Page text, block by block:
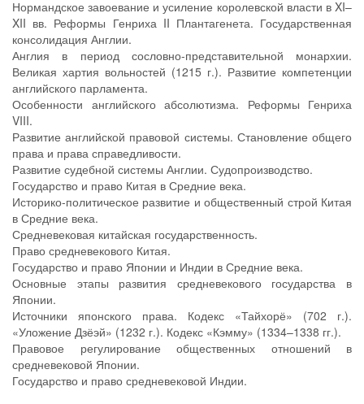
Нормандское завоевание и усиление королевской власти в XI–
XII вв. Реформы Генриха II Плантагенета. Государственная
консолидация Англии.
Англия в период сословно-представительной монархии.
Великая хартия вольностей (1215 г.). Развитие компетенции
английского парламента.
Особенности английского абсолютизма. Реформы Генриха
VIII.
Развитие английской правовой системы. Становление общего
права и права справедливости.
Развитие судебной системы Англии. Судопроизводство.
Государство и право Китая в Средние века.
Историко-политическое развитие и общественный строй Китая
в Средние века.
Средневековая китайская государственность.
Право средневекового Китая.
Государство и право Японии и Индии в Средние века.
Основные этапы развития средневекового государства в
Японии.
Источники японского права. Кодекс «Тайхорё» (702 г.).
«Уложение Дзёэй» (1232 г.). Кодекс «Кэмму» (1334–1338 гг.).
Правовое регулирование общественных отношений в
средневековой Японии.
Государство и право средневековой Индии.